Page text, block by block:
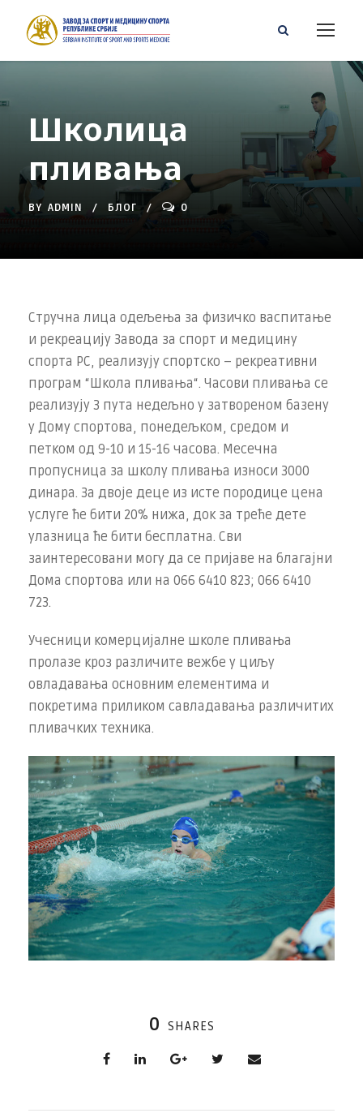
Школица
пливања
BY ADMIN БЛОГ 0
Стручна лица одељења за физичко васпитање
и рекреацију Завода за спорт и медицину
спорта РС, реализују спортско – рекреативни
програм “Школа пливања“. Часови пливања се
реализују 3 пута недељно у затвореном базену
у Дому спортова, понедељком, средом и
петком од 9-10 и 15-16 часова. Месечна
пропусница за школу пливања износи 3000
динара. За двоје деце из исте породице цена
услуге ће бити 20% нижа, док за треће дете
улазница ће бити бесплатна. Сви
заинтересовани могу да се пријаве на благајни
Дома спортова или на 066 6410 823; 066 6410
723.
Учесници комерцијалне школе пливања
пролазе кроз различите вежбе у циљу
овладавања основним елементима и
покретима приликом савладавања различитих
пливачких техника.
0 SHARES